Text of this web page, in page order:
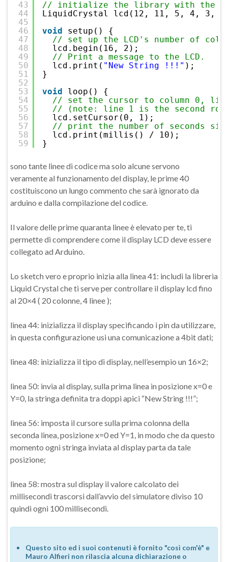
43
44
45
46
47
48
49
50
51
52
53
54
55
56
57
58
59
// initialize the library with the
LiquidCrystal lcd(12, 11, 5, 4, 3,
void
setup() {
// set up the LCD's number of
lcd.begin(16, 2);
// Print a message to the LCD.
lcd.print( "New String !!!" );
}
void
loop() {
// set the cursor to column 0,
// (note: line 1 is the second
lcd.setCursor(0, 1);
// print the number of seconds
lcd.print(millis() / 10);
}
sono tante linee di codice ma solo alcune servono
veramente al funzionamento del display, le prime 40
costituiscono un lungo commento che sarà ignorato da
arduino e dalla compilazione del codice.
Il valore delle prime quaranta linee è elevato per te, ti
permette di comprendere come il display LCD deve essere
collegato ad Arduino.
Lo sketch vero e proprio inizia alla linea 41: includi la libreria
Liquid Crystal che ti serve per controllare il display lcd fino
al 20×4 ( 20 colonne, 4 linee );
linea 44: inizializza il display specificando i pin da utilizzare,
in questa configurazione usi una comunicazione a 4bit dati;
linea 48: inizializza il tipo di display, nell’esempio un 16×2;
linea 50: invia al display, sulla prima linea in posizione x=0 e
Y=0, la stringa definita tra doppi apici “New String !!!”;
linea 56: imposta il cursore sulla prima colonna della
seconda linea, posizione x=0 ed Y=1, in modo che da questo
momento ogni stringa inviata al display parta da tale
posizione;
linea 58: mostra sul display il valore calcolato dei
millisecondi trascorsi dall’avvio del simulatore diviso 10
quindi ogni 100 millisecondi.
Questo sito ed i suoi contenuti è fornito "così com'è" e
Mauro Alfieri non rilascia alcuna dichiarazione o